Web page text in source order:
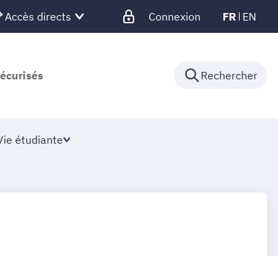
Accès directs Connexion FR EN
Rechercher
étudiante